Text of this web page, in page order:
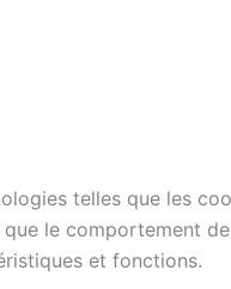
telles que les
le comportement
et fonctions.